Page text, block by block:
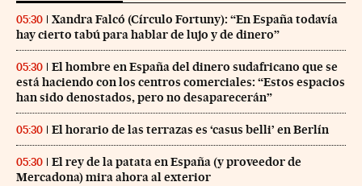
05:30
Xandra Falcó (Círculo Fortuny): “En España todavía
hay cierto tabú para hablar de lujo y de dinero”
05:30
El hombre en España del dinero sudafricano que se
está haciendo con los centros comerciales: “Estos espacios
han sido denostados, pero no desaparecerán”
05:30 El horario de las terrazas es ‘casus belli’ en Berlín
05:30
El rey de la patata en España (y proveedor de
Mercadona) mira ahora al exterior